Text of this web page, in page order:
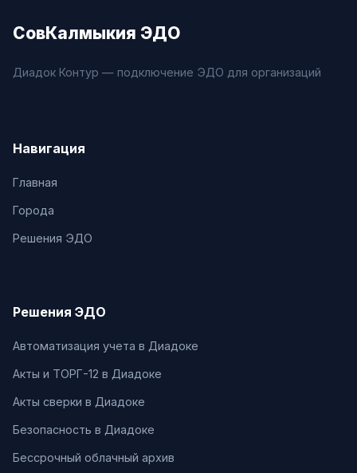
СовКалмыкия ЭДО
Диадок Контур — подключение ЭДО для организаций
Навигация
Главная
Города
Решения ЭДО
Решения ЭДО
Автоматизация учета в Диадоке
Акты и ТОРГ-12 в Диадоке
Акты сверки в Диадоке
Безопасность в Диадоке
Бессрочный облачный архив